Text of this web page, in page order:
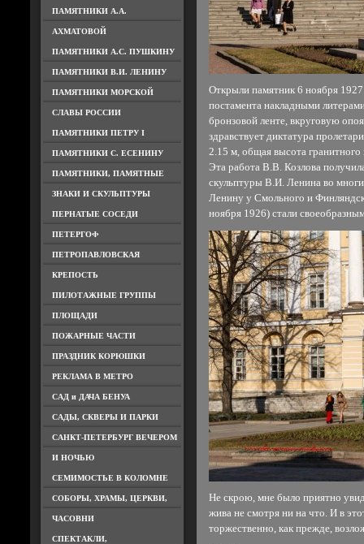
ПАМЯТНИКИ А.А.
АХМАТОВОЙ
ПАМЯТНИКИ А.С. ПУШКИНУ
ПАМЯТНИКИ В.И. ЛЕНИНУ
ПАМЯТНИКИ МОРСКОЙ
СЛАВЫ РОССИИ
ПАМЯТНИКИ ПЕТРУ I
ПАМЯТНИКИ С. ЕСЕНИНУ
ПАМЯТНИКИ, ПАМЯТНЫЕ
ЗНАКИ И СКУЛЬПТУРЫ
ПЕРНАТЫЕ СОСЕДИ
ПЕТЕРГОФ
ПЕТРОПАВЛОВСКАЯ
КРЕПОСТЬ
ПИЛОТАЖНЫЕ ГРУППЫ
ПЛОЩАДИ
ПОЖАРНЫЕ ЧАСТИ
ПРАЗДНИК КОРЮШКИ
РЕКЛАМА В МЕТРО
САД и ДАЧА БЕНУА
САДЫ, СКВЕРЫ И ПАРКИ
САНКТ-ПЕТЕРБУРГ ВЕЧЕРОМ
И НОЧЬЮ
СЕМИМОСТЬЕ В КОЛОМНЕ
СОБОРЫ, ХРАМЫ, ЦЕРКВИ,
ЧАСОВНИ
СПЕКТАКЛИ,
Открыли памятник 6 ноября
постамента накладными
бронзовой ленте, вкруговую
здравствует диктатура
2.15 м, общая высота
Эта работа В.В. Козлова
скульптуры В.И. Ленина во
Ленину у Смольного и
ноября 1926) стали
Не скрою, мне было приятно
жива не смотря ни на что. И в
торжественно, как прежде,